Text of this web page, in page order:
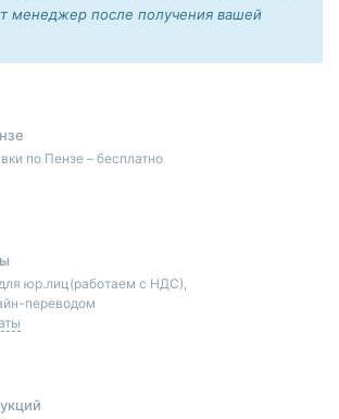
менеджер после получения вашей
по Пензе – бесплатно
юр.лиц(работаем с НДС),
переводом